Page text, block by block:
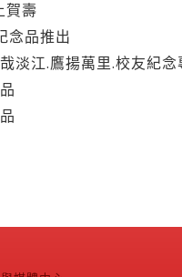
化 觀音眨眼說故事
賀壽
念品推出
淡江.鷹揚萬里.校友紀念